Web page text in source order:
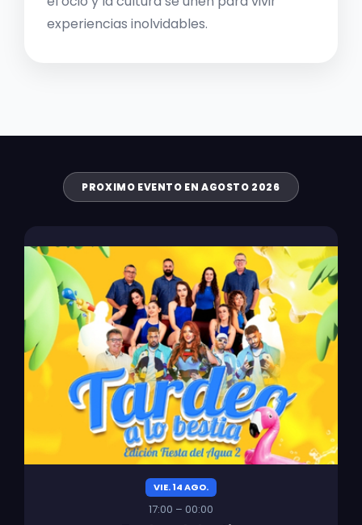
experiencias inolvidables.
PROXIMO EVENTO EN AGOSTO 2026
VIE. 14 AGO.
17:00 – 00:00